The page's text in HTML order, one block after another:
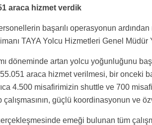
araca hizmet verdik
başarılı operasyonun
TAYA Yolcu Hizmetleri Genel Müdür
döneminde artan yolcu yoğunluğunu
araca hizmet verilmesi, bir onceki
4.500 misafirimizin shuttle ve 700
çalışmasının, güçlü koordinasyonun ve
emeği bulunan tüm